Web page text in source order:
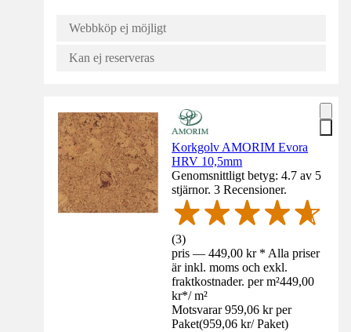
Webbköp ej möjligt
Kan ej reserveras
Korkgolv AMORIM Evora
HRV 10,5mm
Genomsnittligt betyg: 4.7 av 5
stjärnor. 3 Recensioner.
(3)
pris — 449,00 kr * Alla priser
är inkl. moms och exkl.
fraktkostnader. per m²449,00
kr*/ m²
Motsvarar 959,06 kr per
Paket(959,06 kr/ Paket)